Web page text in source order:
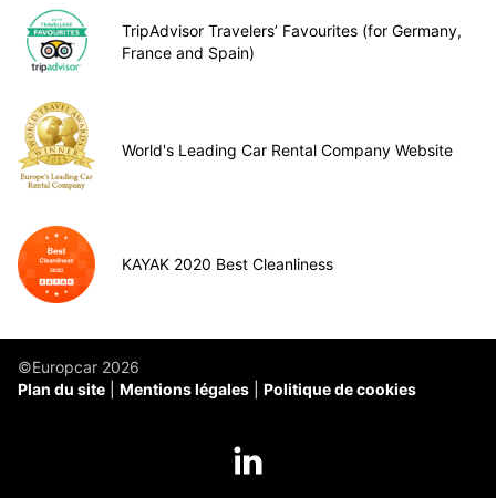
TripAdvisor Travelers’ Favourites (for Germany,
France and Spain)
World's Leading Car Rental Company Website
KAYAK 2020 Best Cleanliness
©Europcar 2026
Plan du site
Mentions légales Politique de cookies